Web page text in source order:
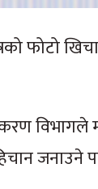
फोटो
जनाउने